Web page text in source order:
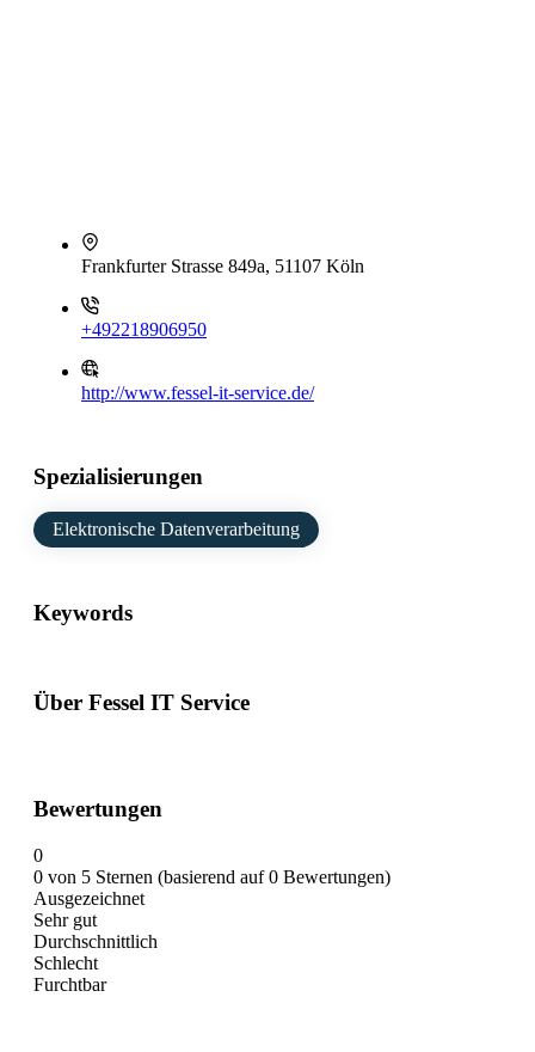
Frankfurter Strasse 849a, 51107 Köln
+492218906950
http://www.fessel-it-service.de/
Spezialisierungen
Elektronische Datenverarbeitung
Keywords
Über Fessel IT Service
Bewertungen
0
0 von 5 Sternen (basierend auf 0 Bewertungen)
Ausgezeichnet
Sehr gut
Durchschnittlich
Schlecht
Furchtbar